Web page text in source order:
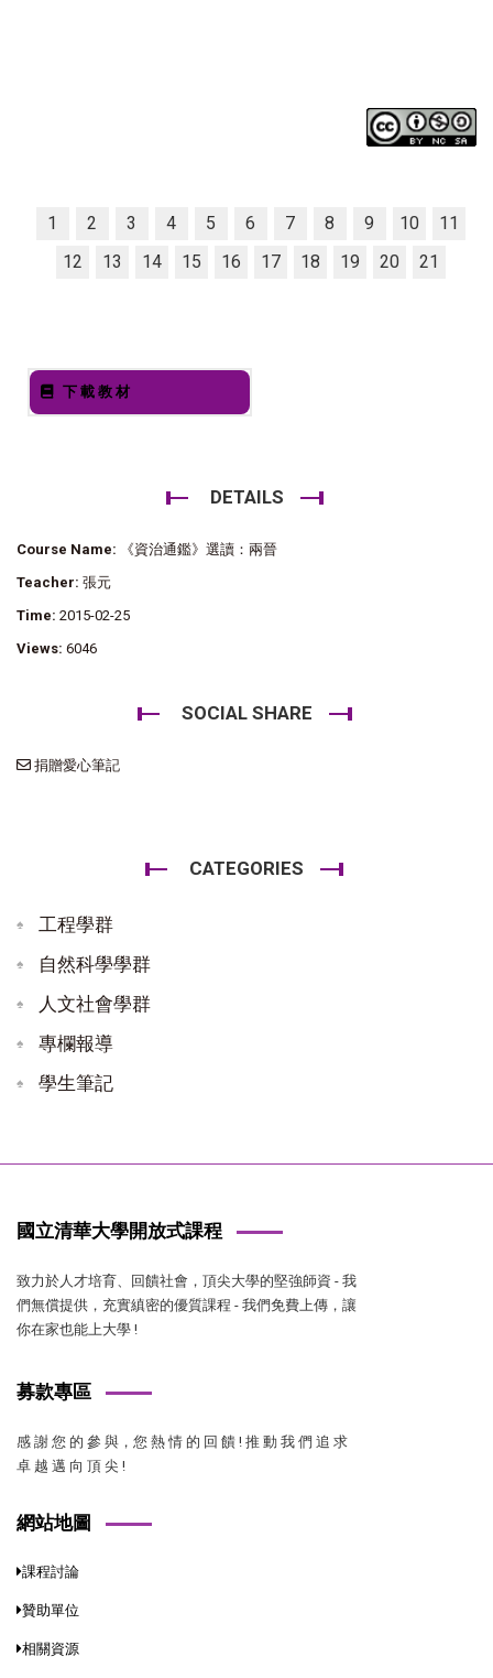
1 2 3 4 5 6 7 8 9 10
11
12
13 14 15 16 17 18 19 20 21
下載教材
DETAILS
Course Name: 《資治通鑑》選讀：兩晉
Teacher: 張元
Time: 2015-02-25
Views: 6046
SOCIAL SHARE
捐贈愛心筆記
CATEGORIES
工程學群
自然科學學群
人文社會學群
專欄報導
學生筆記
國立清華大學開放式課程
致力於人才培育、回饋社會，頂尖大學的堅強師資 - 我
們無償提供，充實縝密的優質課程 - 我們免費上傳，讓
你在家也能上大學 !
募款專區
感 謝 您 的 參 與，您 熱 情 的 回 饋 ! 推 動 我 們 追 求
卓 越 邁 向 頂 尖 !
網站地圖
課程討論
贊助單位
相關資源